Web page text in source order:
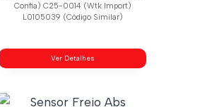
Confia) C25-0014 (Wtk Import)
L0105039 (Código Similar)
Ver Detalhes